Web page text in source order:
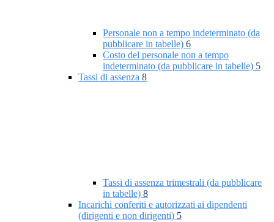
Personale non a tempo indeterminato (da
pubblicare in tabelle) 6
Costo del personale non a tempo
indeterminato (da pubblicare in tabelle) 5
Tassi di assenza 8
Tassi di assenza trimestrali (da pubblicare
in tabelle) 8
Incarichi conferiti e autorizzati ai dipendenti
(dirigenti e non dirigenti) 5